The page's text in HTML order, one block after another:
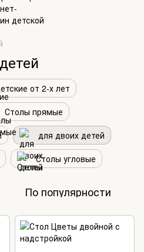
от 2-х лет
Столы прямые
для двоих детей
Столы угловые
По популярности